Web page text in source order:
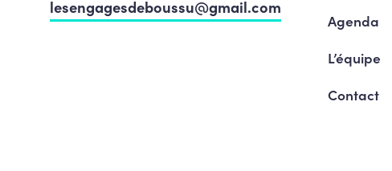
lesengagesdeboussu@gmail.com
Agenda
L’équipe
Contact